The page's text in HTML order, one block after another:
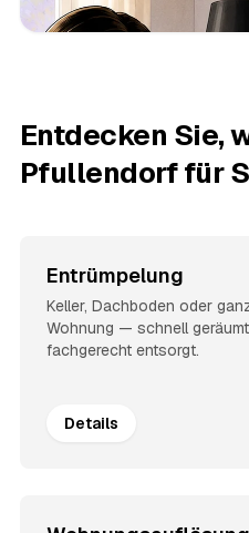
Entdecken Sie,
Pfullendorf für
Entrümpelung
Keller, Dachboden oder
Wohnung — schnell
fachgerecht entsorgt.
Details